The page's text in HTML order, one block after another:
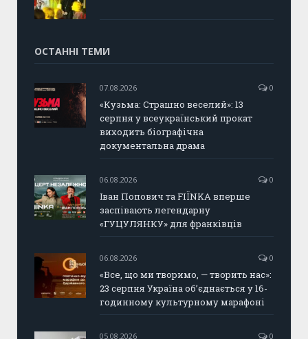
ОСТАННІ ТЕМИ
07.08.2026 0
«Кузьма: Страшно веселий»: 13
серпня у всеукраїнський прокат
виходить біографічна
документальна драма
06.08.2026 0
Іван Попович та FIÏNKA вперше
заспівають легендарну
«ГУЦУЛЯНКУ» для франківців
06.08.2026 0
«Все, що ми творимо, — творить нас»:
23 серпня Україна об’єднається у 16-
годинному культурному марафоні
05.08.2026 0